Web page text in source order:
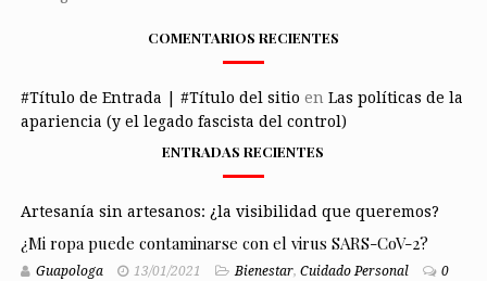
COMENTARIOS RECIENTES
#Título de Entrada | #Título del sitio en Las políticas de la
apariencia (y el legado fascista del control)
ENTRADAS RECIENTES
Artesanía sin artesanos: ¿la visibilidad que queremos?
¿Mi ropa puede contaminarse con el virus SARS-CoV-2?
Guapologa 13/01/2021 Bienestar, Cuidado Personal 0